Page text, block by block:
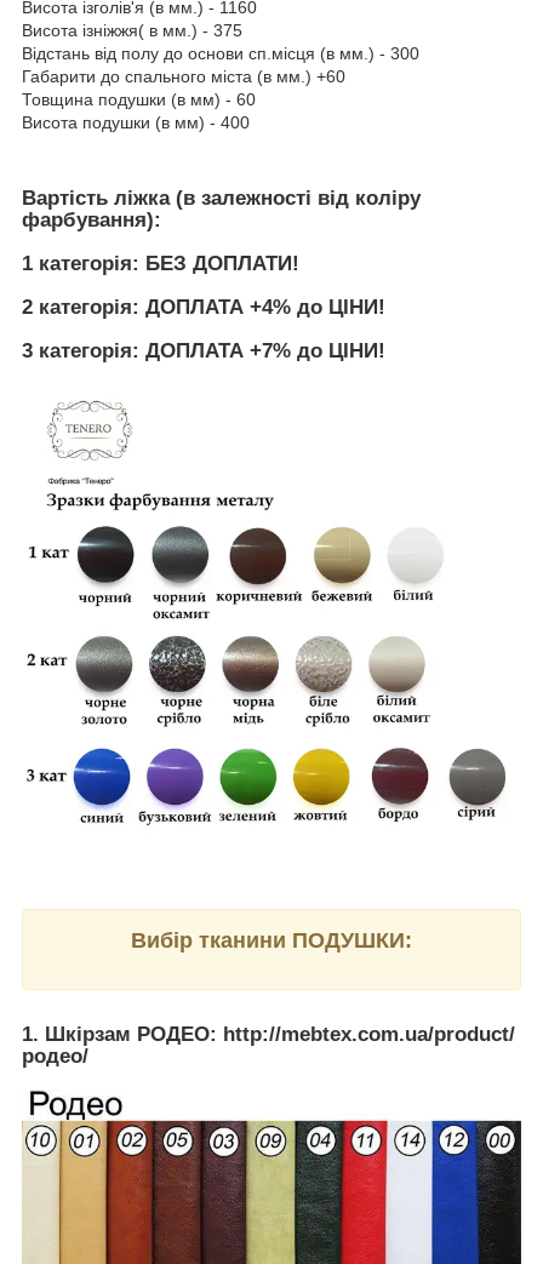
Висота ізголів'я (в мм.) - 1160
Висота ізніжжя( в мм.) - 375
Відстань від полу до основи сп.місця (в мм.) - 300
Габарити до спального міста (в мм.) +60
Товщина подушки (в мм) - 60
Висота подушки (в мм) - 400
Вартість ліжка (в залежності від коліру
фарбування):
1 категорія: БЕЗ ДОПЛАТИ!
2 категорія: ДОПЛАТА +4% до ЦІНИ!
3 категорія: ДОПЛАТА +7% до ЦІНИ!
Вибір тканини ПОДУШКИ:
1. Шкірзам РОДЕО: http://mebtex.com.ua/product/
родео/